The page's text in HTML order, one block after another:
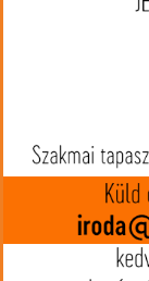
Kaliber:
MIP kártya jóváírás: